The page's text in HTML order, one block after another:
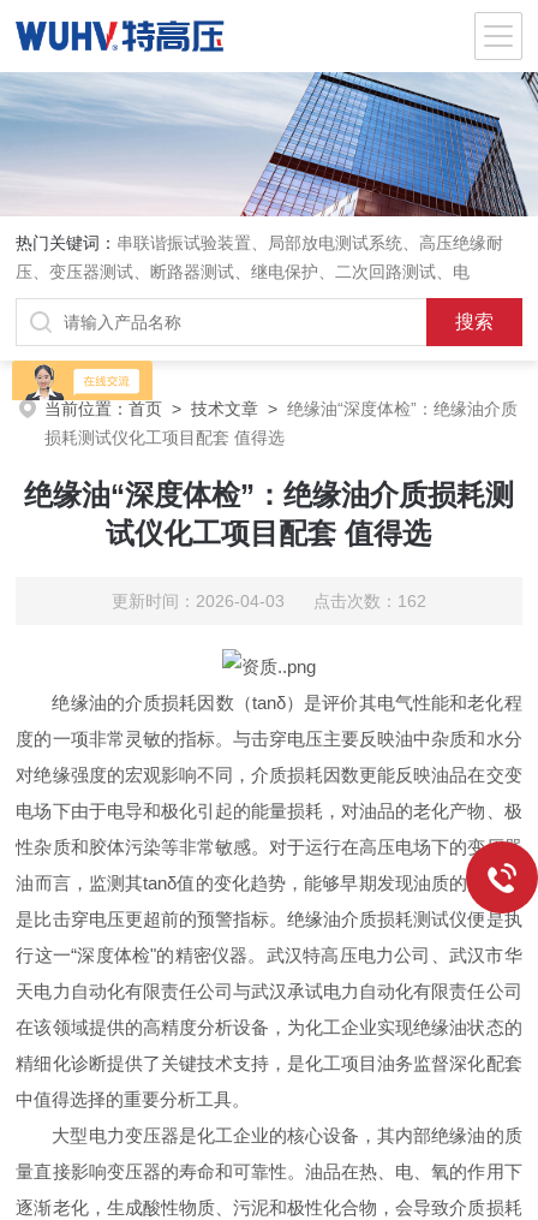
热门关键词： 串联谐振试验装置、局部放电测试系统、高压绝缘耐
压、变压器测试、断路器测试、继电保护、二次回路测试、电
当前位置：首页 >技术文章 >绝缘油“深度体检”：绝缘油介质
损耗测试仪化工项目配套 值得选
绝缘油“深度体检”：绝缘油介质损耗测
试仪化工项目配套 值得选
更新时间：2026-04-03 点击次数：162
绝缘油的介质损耗因数（tanδ）是评价其电气性能和老化程
度的一项非常灵敏的指标。与击穿电压主要反映油中杂质和水分
对绝缘强度的宏观影响不同，介质损耗因数更能反映油品在交变
电场下由于电导和极化引起的能量损耗，对油品的老化产物、极
性杂质和胶体污染等非常敏感。对于运行在高压电场下的变压器
油而言，监测其tanδ值的变化趋势，能够早期发现油质的劣化，
是比击穿电压更超前的预警指标。绝缘油介质损耗测试仪便是执
行这一“深度体检"的精密仪器。武汉特高压电力公司、武汉市华
天电力自动化有限责任公司与武汉承试电力自动化有限责任公司
在该领域提供的高精度分析设备，为化工企业实现绝缘油状态的
精细化诊断提供了关键技术支持，是化工项目油务监督深化配套
中值得选择的重要分析工具。
大型电力变压器是化工企业的核心设备，其内部绝缘油的质
量直接影响变压器的寿命和可靠性。油品在热、电、氧的作用下
逐渐老化，生成酸性物质、污泥和极性化合物，会导致介质损耗